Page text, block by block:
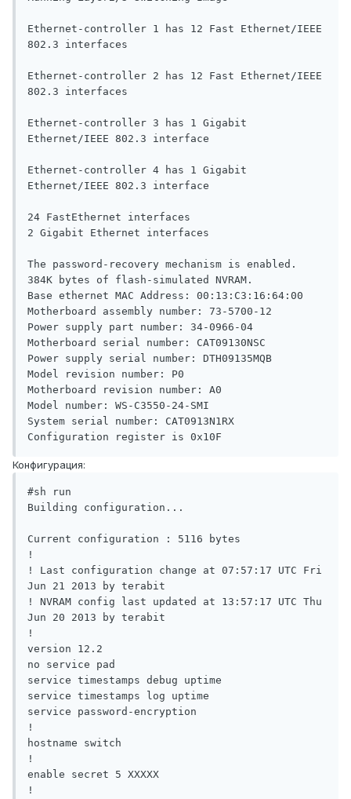
Ethernet-controller 1 has 12 Fast Ethernet/IEEE
802.3 interfaces
Ethernet-controller 2 has 12 Fast Ethernet/IEEE
802.3 interfaces
Ethernet-controller 3 has 1 Gigabit
Ethernet/IEEE 802.3 interface
Ethernet-controller 4 has 1 Gigabit
Ethernet/IEEE 802.3 interface
24 FastEthernet interfaces
2 Gigabit Ethernet interfaces
The password-recovery mechanism is enabled.
384K bytes of flash-simulated NVRAM.
Base ethernet MAC Address: 00:13:C3:16:64:00
Motherboard assembly number: 73-5700-12
Power supply part number: 34-0966-04
Motherboard serial number: CAT09130NSC
Power supply serial number: DTH09135MQB
Model revision number: P0
Motherboard revision number: A0
Model number: WS-C3550-24-SMI
System serial number: CAT0913N1RX
Конфигурация:
#sh run
Building configuration...
Current configuration : 5116 bytes
!
! Last configuration change at 07:57:17 UTC Fri
Jun 21 2013 by terabit
! NVRAM config last updated at 13:57:17 UTC Thu
Jun 20 2013 by terabit
!
version 12.2
no service pad
service timestamps debug uptime
service timestamps log uptime
service password-encryption
!
hostname switch
!
enable secret 5 XXXXX
!